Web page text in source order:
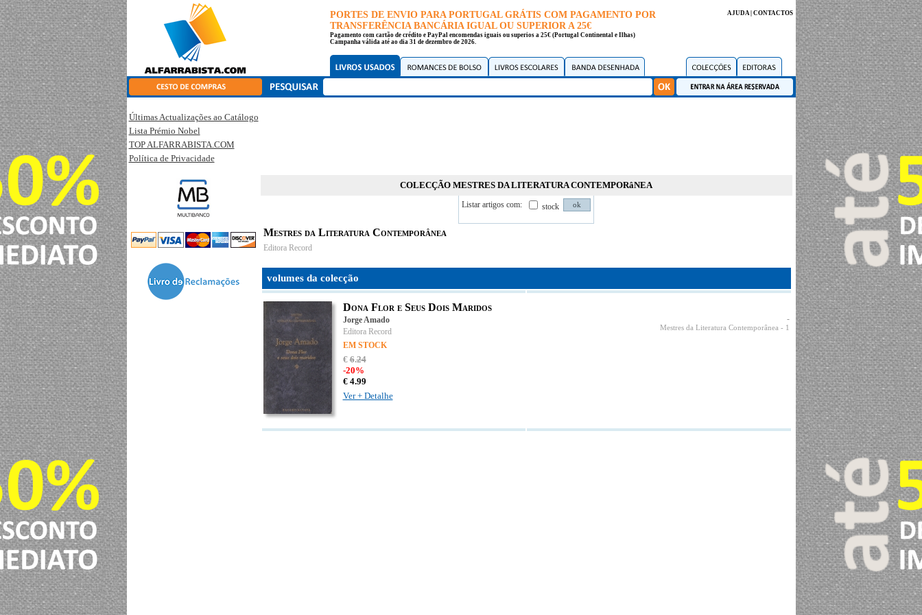
PORTES DE ENVIO PARA PORTUGAL GRÁTIS COM PAGAMENTO POR
TRANSFERÊNCIA BANCÁRIA IGUAL OU SUPERIOR A 25€
Pagamento com cartão de crédito e PayPal encomendas iguais ou superios a 25€ (Portugal Continental e Ilhas)
Campanha válida até ao dia 31 de dezembro de 2026.
AJUDA| CONTACTOS
Últimas Actualizações ao Catálogo
Lista Prémio Nobel
TOP ALFARRABISTA.COM
Política de Privacidade
COLECÇÃO MESTRES DA LITERATURA CONTEMPORâNEA
Listar artigos com: stock
Mestres da Literatura Contemporânea
Editora Record
volumes da colecção
Dona Flor e Seus Dois Maridos
Jorge Amado
Editora Record
EM STOCK
€6.24
-20%
€ 4.99
Ver + Detalhe
-
Mestres da Literatura Contemporânea - 1